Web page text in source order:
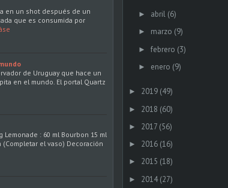
en un shot después de un
que es consumida por
de Uruguay que hace un
en el mundo. El portal Quartz
: 60 ml Bourbon 15 ml
(Completar el vaso) Decoración
► abril (6)
► marzo (9)
► febrero (3)
► enero (9)
► 2019 (49)
► 2018 (60)
► 2017 (56)
► 2016 (16)
► 2015 (18)
► 2014 (27)